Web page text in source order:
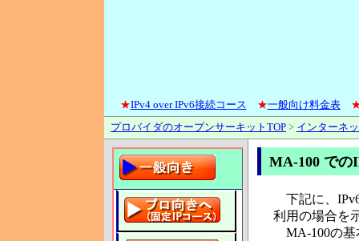
★IPv4 over IPv6接続コース ★一般向け料金表
プロバイダのオープンサーキットTOP > インターネ
MA-100 での
下記に、
利用の場合を
MA-100の基